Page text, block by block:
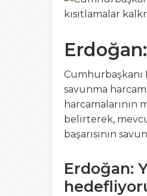
Cumhurbaşkanı
savunma
harcamalarının
belirterek,
başarısının
Erdoğan: